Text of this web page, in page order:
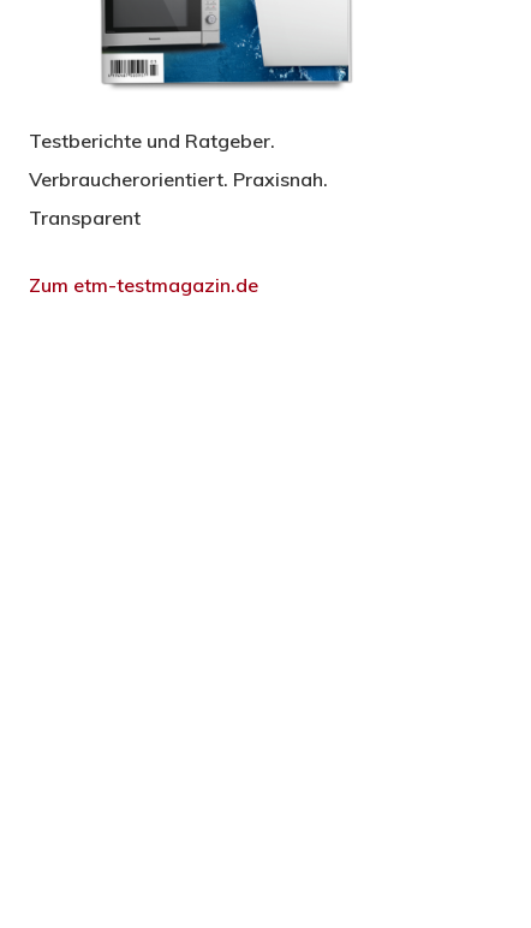
Testberichte und Ratgeber.
Verbraucherorientiert. Praxisnah.
Transparent
Zum etm-testmagazin.de